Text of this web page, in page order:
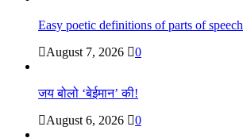
Easy poetic definitions of parts of speech
August 7, 2026
0
जय बोलो ‘बेईमान’ की!
August 6, 2026
0